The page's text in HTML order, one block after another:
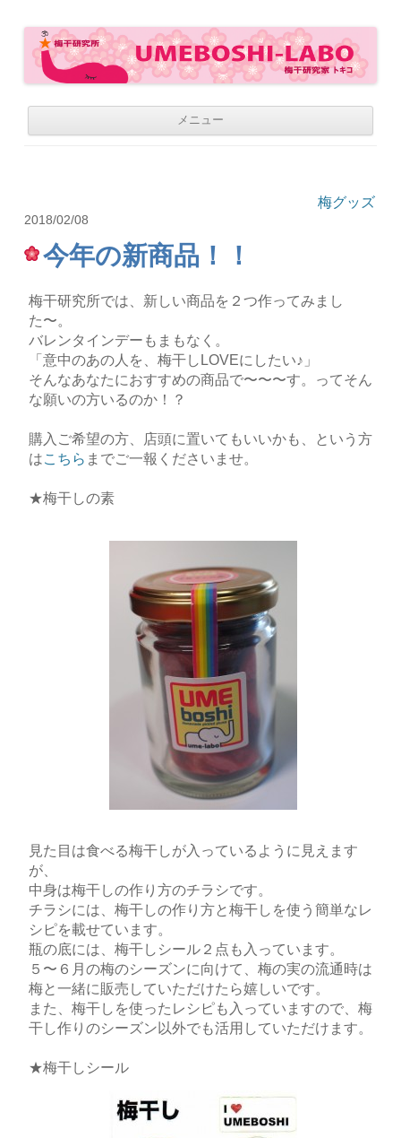
WE LOVE UMEBOSHI
メニュー
梅グッズ
2018/02/08
今年の新商品！！
梅干研究所では、新しい商品を２つ作ってみまし
た〜。
バレンタインデーもまもなく。
「意中のあの人を、梅干しLOVEにしたい♪」
そんなあなたにおすすめの商品で〜〜〜す。ってそん
な願いの方いるのか！？
購入ご希望の方、店頭に置いてもいいかも、という方
はこちら までご一報くださいませ。
★梅干しの素
見た目は食べる梅干しが入っているように見えます
が、
中身は梅干しの作り方のチラシです。
チラシには、梅干しの作り方と梅干しを使う簡単なレ
シピを載せています。
瓶の底には、梅干しシール２点も入っています。
５〜６月の梅のシーズンに向けて、梅の実の流通時は
梅と一緒に販売していただけたら嬉しいです。
また、梅干しを使ったレシピも入っていますので、梅
干し作りのシーズン以外でも活用していただけます。
★梅干しシール